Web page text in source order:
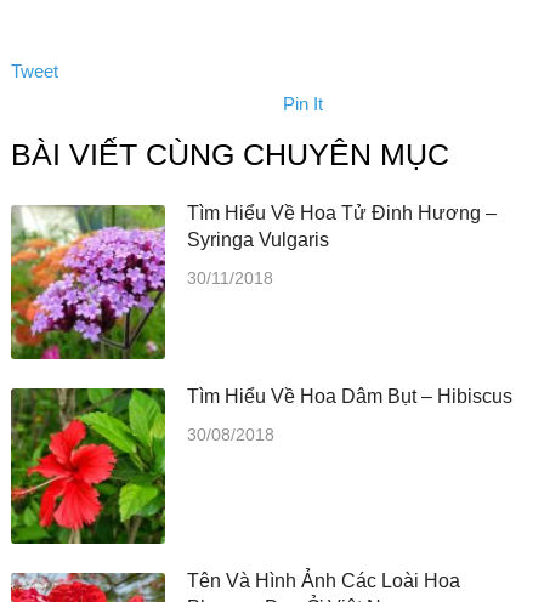
Tweet
Pin It
BÀI VIẾT CÙNG CHUYÊN MỤC
Tìm Hiểu Về Hoa Tử Đinh Hương –
Syringa Vulgaris
30/11/2018
Tìm Hiểu Về Hoa Dâm Bụt – Hibiscus
30/08/2018
Tên Và Hình Ảnh Các Loài Hoa